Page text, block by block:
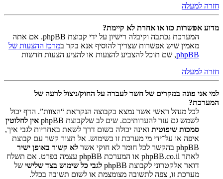
חזרה למעלה
מדוע אפשרות כזו או אחרת לא קיימת?
המערכת נכתבה וקיבלה רישיון על ידי קבוצת phpBB. אם אתה
מאמין שיש אפשרות שצריך להוסיף אנא בקר במרכז ההצעות של
phpBB, שם תוכל להצביע להצעות או להציע הצעות חדשות
חזרה למעלה
למי אני פונה במקרים של חשד לעברה על החוק/ניצול לרעה של
המערכת?
לכל מנהל ראשי אשר נמצא בקבוצה הנקראת “הצוות”. הדף יכול
לשמש גם עזר להערותיכם. שים לב שלקבוצת phpBB
אין לחלוטין
סמכות שיפוטית ואינה יכולה בשום דרך לשאת באחריות לגבי איך,
איפה או על־ידי מי מערכת זו בשימוש. אל תצור קשר עם קבוצת
phpBB בהקשר לכל חומר לא חוקי אשר
לא קשור באופן ישיר
לאתר phpBB.co.il או המערכת phpBB עצמה בפרט. אם תשלח
דואר אלקטרוני לקבוצת phpBB
לגבי כל שימוש בצד שלישי של
מערכת זו, צפה לתשובה מצומצמת או לשום תשובה בכלל.